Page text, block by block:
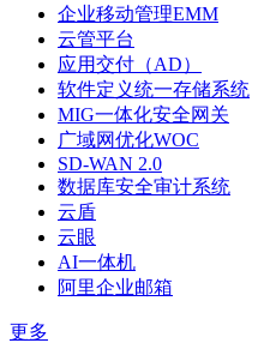
企业移动管理EMM
云管平台
应用交付（AD）
软件定义统一存储系统
MIG一体化安全网关
广域网优化WOC
SD-WAN 2.0
数据库安全审计系统
云盾
云眼
AI一体机
阿里企业邮箱
更多